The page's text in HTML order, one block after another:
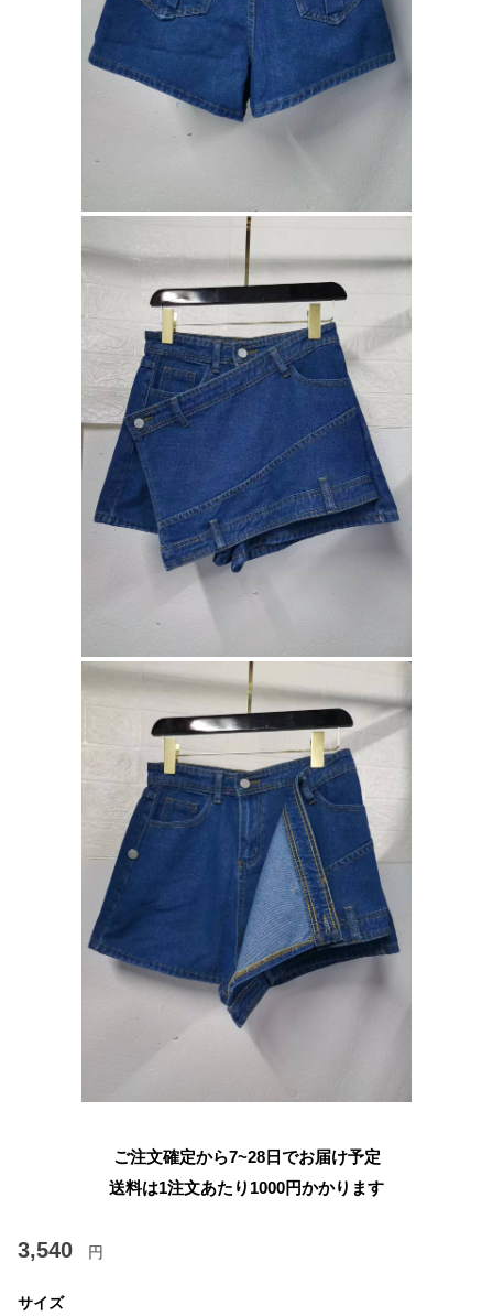
ご注文確定から7~28日でお届け予定
送料は1注文あたり 1000円かかります
3,540 円
サイズ